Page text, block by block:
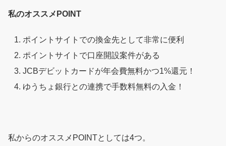
私のオススメPOINT
ポイントサイトでの換金先として非常に便利
ポイントサイトで口座開設案件がある
JCBデビットカードが年会費無料かつ1%還元！
ゆうちょ銀行との連携で手数料無料の入金！
私からのオススメPOINTとしては4つ。